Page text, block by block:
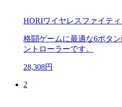
HORIワイヤレスファイテ
格闘ゲームに最適な6ボタ
ントローラーです。
28,308円
2